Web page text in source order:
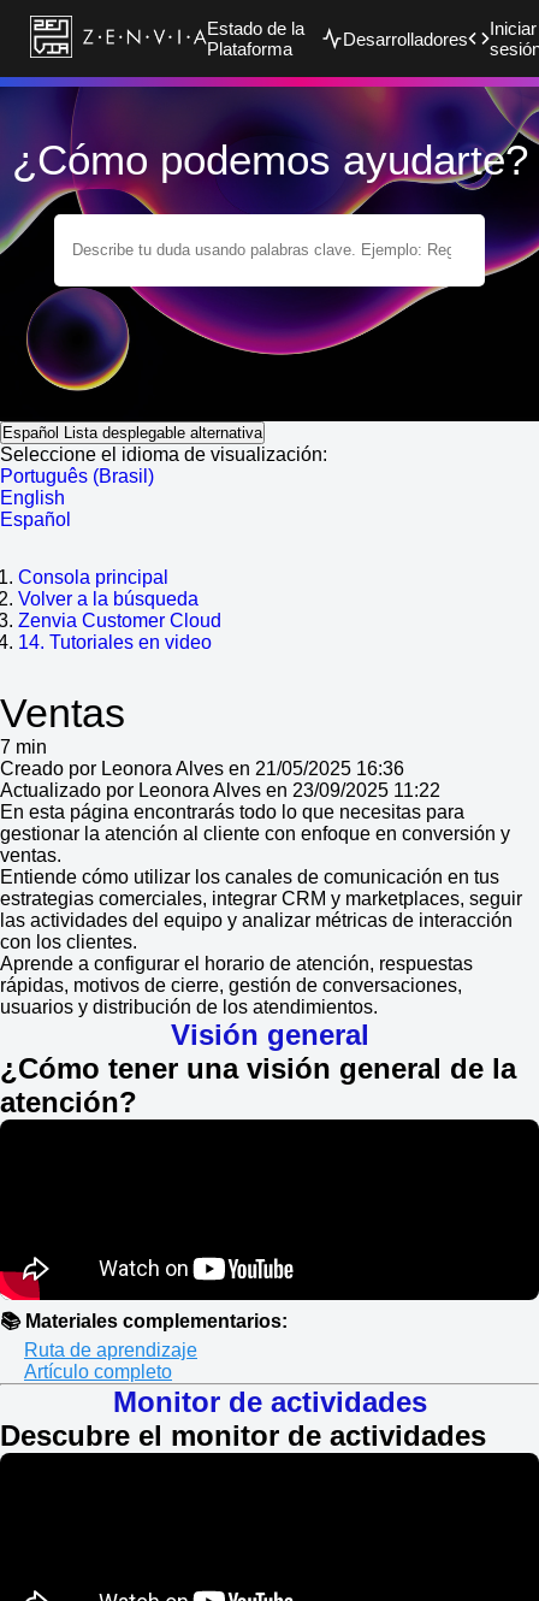
Estado de la
Plataforma
Desarrolladores
Iniciar
¿Cómo podemos ayudarte?
Español Lista desplegable alternativa
Seleccione el idioma de visualización:
Português (Brasil)
English
Español
Consola principal
Volver a la búsqueda
Zenvia Customer Cloud
14. Tutoriales en video
Ventas
7 min
Creado por Leonora Alves en 21/05/2025 16:36
Actualizado por Leonora Alves en 23/09/2025 11:22
En esta página encontrarás todo lo que necesitas para
gestionar la atención al cliente con enfoque en conversión y
ventas.
Entiende cómo utilizar los canales de comunicación en tus
estrategias comerciales, integrar CRM y marketplaces, seguir
las actividades del equipo y analizar métricas de interacción
con los clientes.
Aprende a configurar el horario de atención, respuestas
rápidas, motivos de cierre, gestión de conversaciones,
usuarios y distribución de los atendimientos.
Visión general
¿Cómo tener una visión general de la
atención?
📚 Materiales complementarios:
Ruta de aprendizaje
Artículo completo
Monitor de actividades
Descubre el monitor de actividades